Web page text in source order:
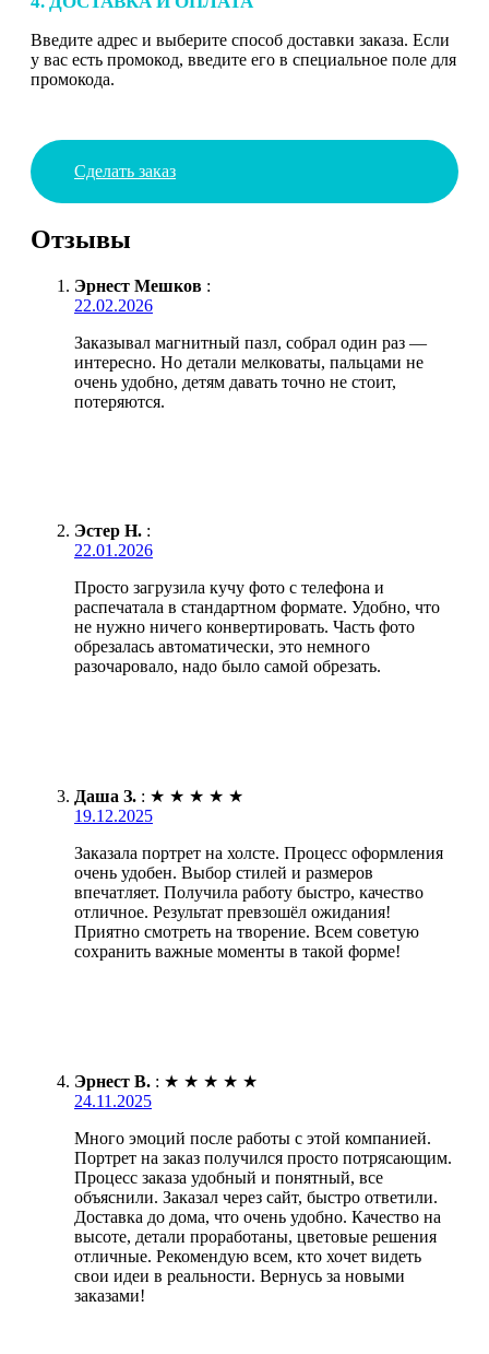
Введите адрес и выберите способ доставки заказа. Если
у вас есть промокод, введите его в специальное поле для
промокода.
Сделать заказ
Отзывы
Эрнест Мешков :
22.02.2026
Заказывал магнитный пазл, собрал один раз —
интересно. Но детали мелковаты, пальцами не
очень удобно, детям давать точно не стоит,
потеряются.
Эстер Н. :
22.01.2026
Просто загрузила кучу фото с телефона и
распечатала в стандартном формате. Удобно, что
не нужно ничего конвертировать. Часть фото
обрезалась автоматически, это немного
разочаровало, надо было самой обрезать.
Даша З. : ★ ★ ★ ★ ★
19.12.2025
Заказала портрет на холсте. Процесс оформления
очень удобен. Выбор стилей и размеров
впечатляет. Получила работу быстро, качество
отличное. Результат превзошёл ожидания!
Приятно смотреть на творение. Всем советую
сохранить важные моменты в такой форме!
Эрнест В. : ★ ★ ★ ★ ★
24.11.2025
Много эмоций после работы с этой компанией.
Портрет на заказ получился просто потрясающим.
Процесс заказа удобный и понятный, все
объяснили. Заказал через сайт, быстро ответили.
Доставка до дома, что очень удобно. Качество на
высоте, детали проработаны, цветовые решения
отличные. Рекомендую всем, кто хочет видеть
свои идеи в реальности. Вернусь за новыми
заказами!